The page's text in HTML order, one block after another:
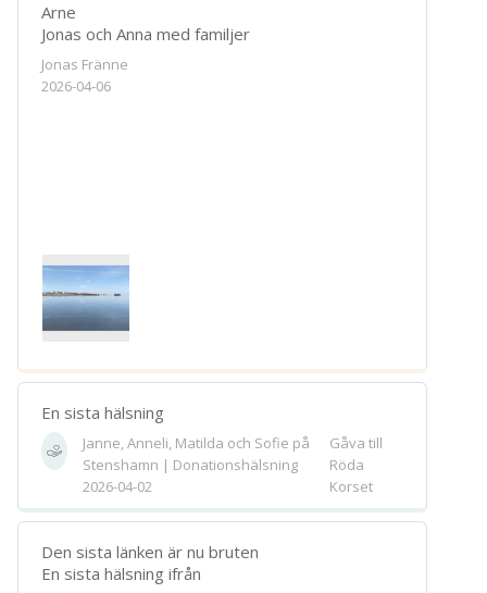
Arne
Jonas och Anna med familjer
Jonas Fränne
2026-04-06
En sista hälsning
Janne, Anneli, Matilda och Sofie på
Stenshamn | Donationshälsning
2026-04-02
Gåva till
Röda
Korset
Den sista länken är nu bruten
En sista hälsning ifrån